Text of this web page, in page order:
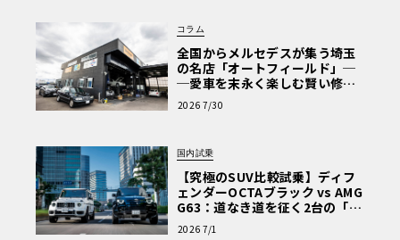
コラム
全国からメルセデスが集う埼玉
の名店「オートフィールド」─
─愛車を末永く楽しむ賢い修理
術と、プロがフックス製オイル
を選ぶ理由〈PR〉
2026 7/30
国内試乗
【究極のSUV比較試乗】ディフ
ェンダーOCTAブラック vs AMG
G63：道なき道を征く2台の「対
極的アプローチ」
2026 7/1